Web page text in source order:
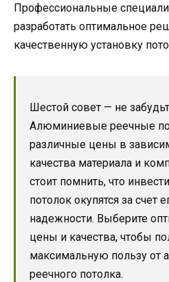
Профессиональные
разработать оптимальное
качественную установку
Шестой совет — не
Алюминиевые реечные
различные цены в
качества материала и
стоит помнить, что
потолок окупятся за счет
надежности. Выберите
цены и качества, чтобы
максимальную пользу от
реечного потолка.